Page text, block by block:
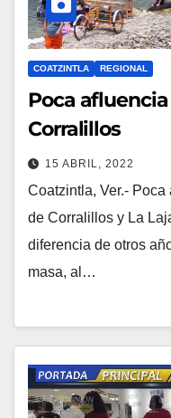
COATZINTLA REGIONAL
Poca
Corralillos
15 ABRIL, 2022
Coatzintla, Ver.-
de Corralillos y La
diferencia de otros
masa, al…